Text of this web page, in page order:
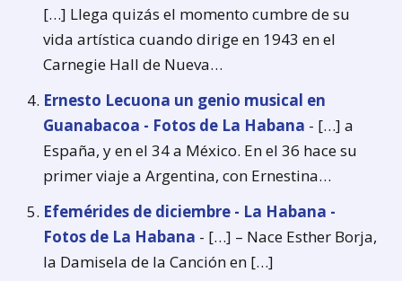
[…] Llega quizás el momento cumbre de su
vida artística cuando dirige en 1943 en el
Carnegie Hall de Nueva…
Ernesto Lecuona un genio musical en
Guanabacoa - Fotos de La Habana - […] a
España, y en el 34 a México. En el 36 hace su
primer viaje a Argentina, con Ernestina…
Efemérides de diciembre - La Habana -
Fotos de La Habana - […] – Nace Esther Borja,
la Damisela de la Canción en […]